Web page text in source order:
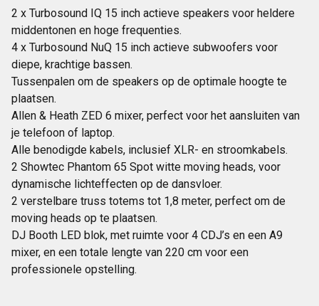
2 x Turbosound IQ 15 inch actieve speakers voor heldere
middentonen en hoge frequenties.
4 x Turbosound NuQ 15 inch actieve subwoofers voor
diepe, krachtige bassen.
Tussenpalen om de speakers op de optimale hoogte te
plaatsen.
Allen & Heath ZED 6 mixer, perfect voor het aansluiten van
je telefoon of laptop.
Alle benodigde kabels, inclusief XLR- en stroomkabels.
2 Showtec Phantom 65 Spot witte moving heads, voor
dynamische lichteffecten op de dansvloer.
2 verstelbare truss totems tot 1,8 meter, perfect om de
moving heads op te plaatsen.
DJ Booth LED blok, met ruimte voor 4 CDJ’s en een A9
mixer, en een totale lengte van 220 cm voor een
professionele opstelling.